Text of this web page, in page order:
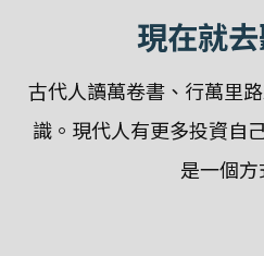
現在就
古代人讀萬卷書、行萬里
識。現代人有更多投資自
是一個方